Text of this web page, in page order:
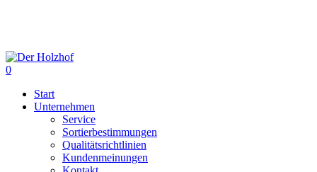
content
0
Start
Unternehmen
Service
Sortierbestimmungen
Qualitätsrichtlinien
Kundenmeinungen